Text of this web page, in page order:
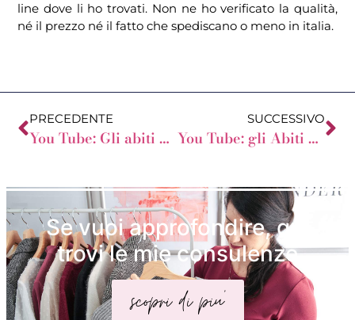
line dove li ho trovati. Non ne ho verificato la qualità,
né il prezzo né il fatto che spediscano o meno in italia.
PRECEDENTE
You Tube: Gli abiti giusti per la Donna a Mela
SUCCESSIVO
You Tube: gli Abiti per la Donna a Clessidra
Se vuoi approfondire, qui
trovi le mie consulenze
scopri di piu'